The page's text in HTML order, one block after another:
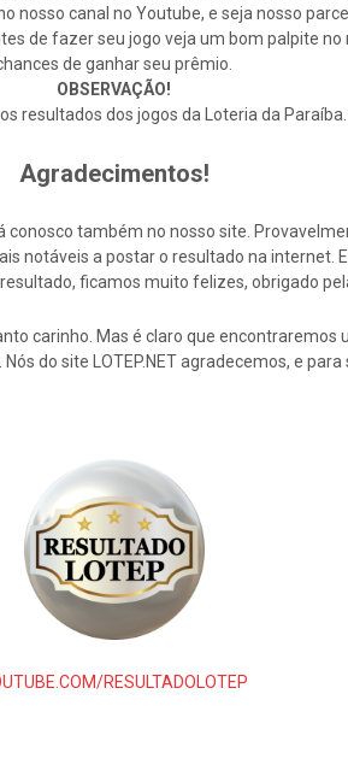
nosso canal no Youtube, e seja nosso
de fazer seu jogo veja um bom palpite
de ganhar seu prêmio.
OBSERVAÇÃO!
resultados dos jogos da Loteria da
Agradecimentos!
também no nosso site.
notáveis a postar o resultado na
ficamos muito felizes, obrigado
carinho. Mas é claro que
do site LOTEP.NET agradecemos, e
RESULTADOLOTEP